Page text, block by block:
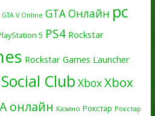
GTA V Online GTA Онлайн pc
5 PS4 Rockstar
Rockstar Games Launcher
Social Club XboxXbox
онлайн Казино Рокстар Рокстар